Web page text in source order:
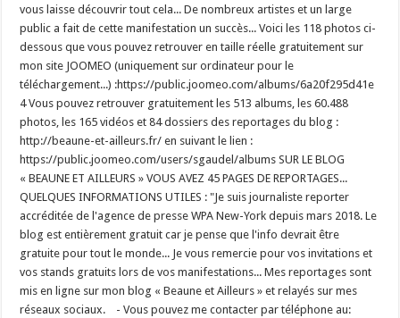
vous laisse découvrir tout cela... De nombreux artistes et un large
public a fait de cette manifestation un succès... Voici les 118 photos ci-
dessous que vous pouvez retrouver en taille réelle gratuitement sur
mon site JOOMEO (uniquement sur ordinateur pour le
téléchargement...) :https://public.joomeo.com/albums/6a20f295d41e
4 Vous pouvez retrouver gratuitement les 513 albums, les 60.488
photos, les 165 vidéos et 84 dossiers des reportages du blog :
http://beaune-et-ailleurs.fr/ en suivant le lien :
https://public.joomeo.com/users/sgaudel/albums SUR LE BLOG
« BEAUNE ET AILLEURS » VOUS AVEZ 45 PAGES DE REPORTAGES...
QUELQUES INFORMATIONS UTILES : "Je suis journaliste reporter
accréditée de l'agence de presse WPA New-York depuis mars 2018. Le
blog est entièrement gratuit car je pense que l'info devrait être
gratuite pour tout le monde... Je vous remercie pour vos invitations et
vos stands gratuits lors de vos manifestations... Mes reportages sont
mis en ligne sur mon blog « Beaune et Ailleurs » et relayés sur mes
réseaux sociaux. - Vous pouvez me contacter par téléphone au: